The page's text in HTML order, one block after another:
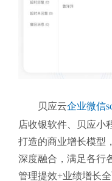
贝应云企业微信
店收银软件、贝应小
打造的商业增长模型
深度融合， 满足各行
管理提效+业绩增长全